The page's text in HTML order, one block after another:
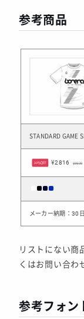
参考商品
STANDARD GAME
20%OFF ¥2816 ¥3520
メーカー納期：30
リストにない商
くはお問い合わ
参考フォン